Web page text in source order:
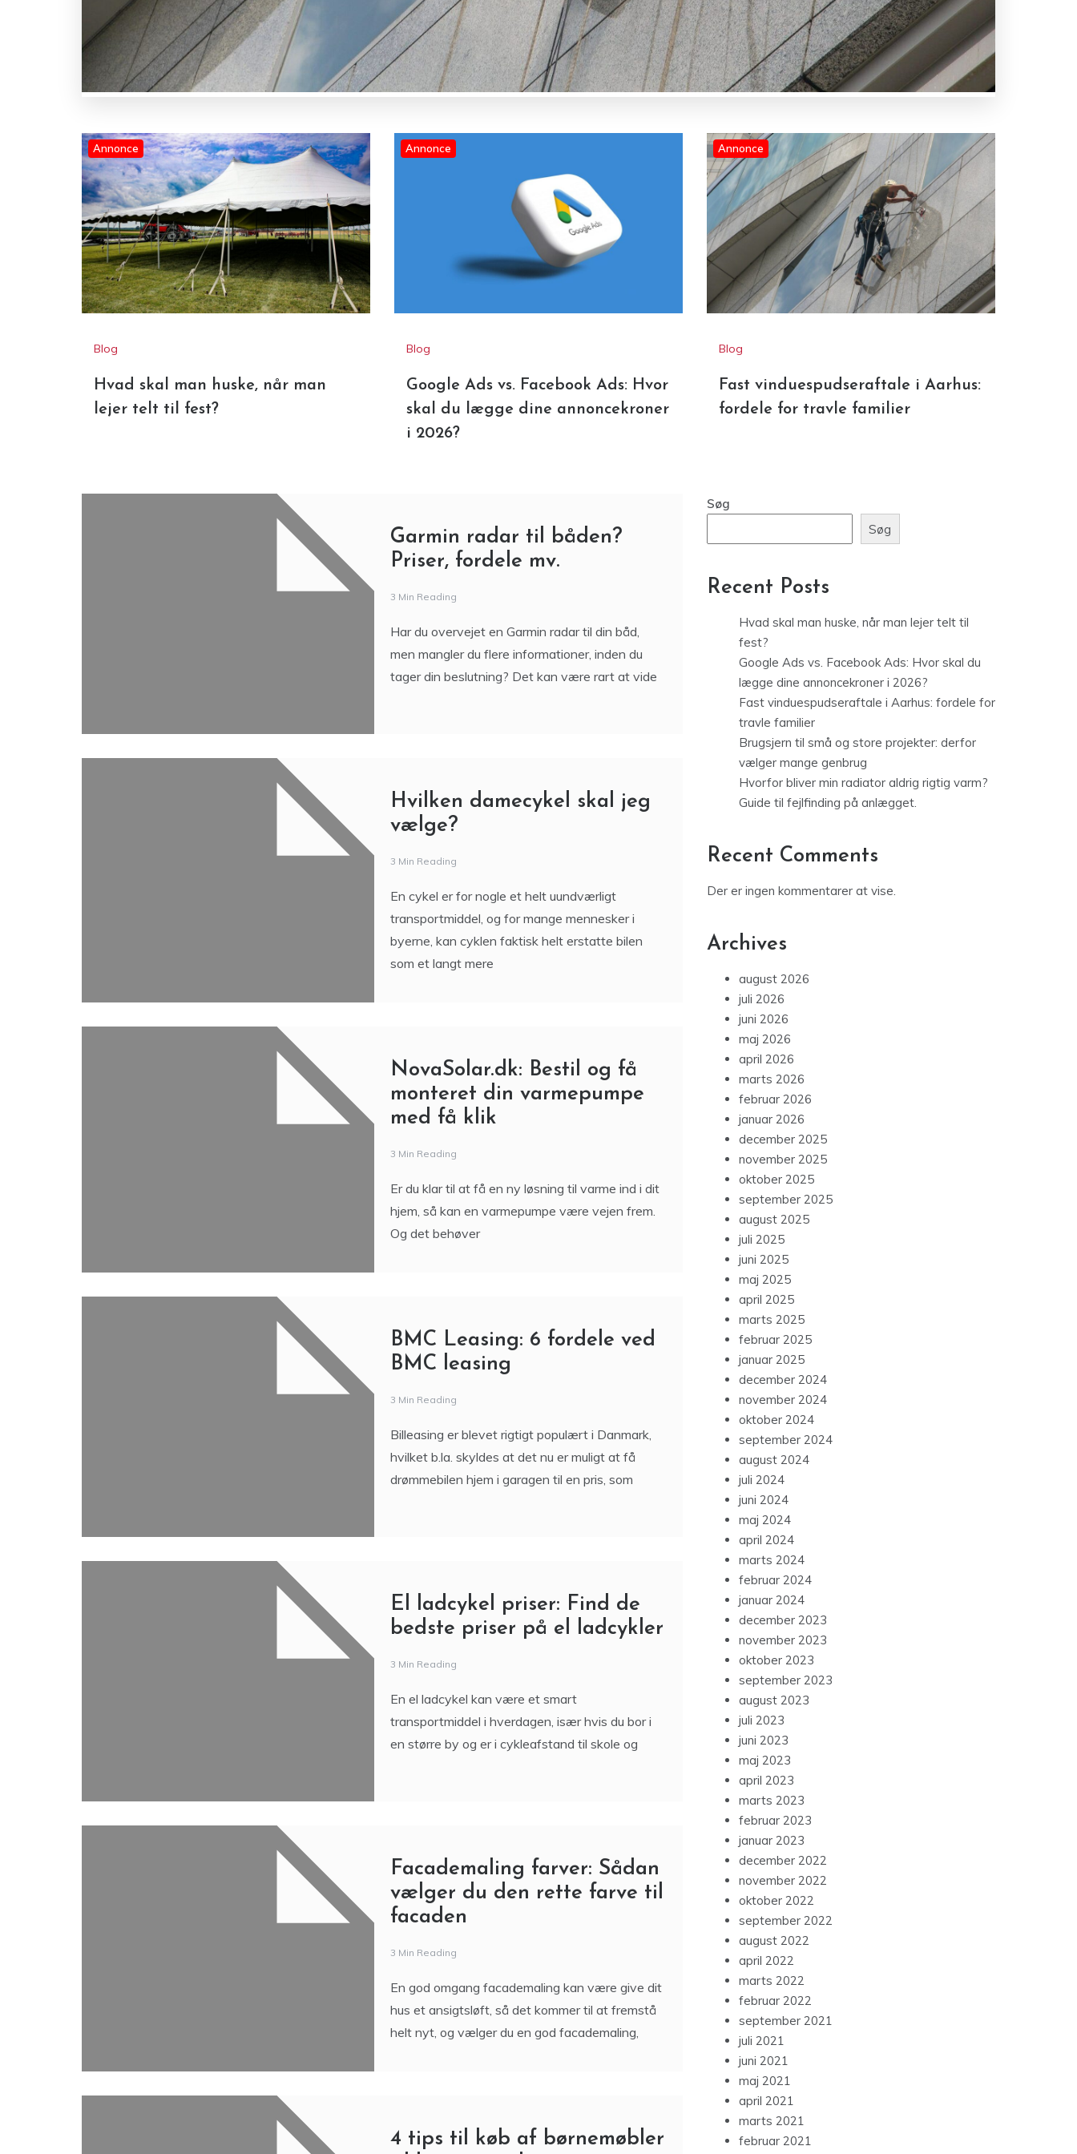
Annonce
Blog
Hvad skal man huske, når man
lejer telt til fest?
Annonce
Blog
Google Ads vs. Facebook Ads: Hvor
skal du lægge dine annoncekroner
i 2026?
Annonce
Blog
Fast vinduespudseraftale i Aarhus:
fordele for travle familier
Garmin radar til båden?
Priser, fordele mv.
3 Min Reading
Har du overvejet en Garmin radar til din båd,
men mangler du flere informationer, inden du
tager din beslutning? Det kan være rart at vide
Hvilken damecykel skal jeg
vælge?
3 Min Reading
En cykel er for nogle et helt uundværligt
transportmiddel, og for mange mennesker i
byerne, kan cyklen faktisk helt erstatte bilen
som et langt mere
NovaSolar.dk: Bestil og få
monteret din varmepumpe
med få klik
3 Min Reading
Er du klar til at få en ny løsning til varme ind i dit
hjem, så kan en varmepumpe være vejen frem.
Og det behøver
BMC Leasing: 6 fordele ved
BMC leasing
3 Min Reading
Billeasing er blevet rigtigt populært i Danmark,
hvilket b.la. skyldes at det nu er muligt at få
drømmebilen hjem i garagen til en pris, som
El ladcykel priser: Find de
bedste priser på el ladcykler
3 Min Reading
En el ladcykel kan være et smart
transportmiddel i hverdagen, især hvis du bor i
en større by og er i cykleafstand til skole og
Facademaling farver: Sådan
vælger du den rette farve til
facaden
3 Min Reading
En god omgang facademaling kan være give dit
hus et ansigtsløft, så det kommer til at fremstå
helt nyt, og vælger du en god facademaling,
4 tips til køb af børnemøbler
Søg
Søg
Recent Posts
Hvad skal man huske, når man lejer telt til
fest?
Google Ads vs. Facebook Ads: Hvor skal du
lægge dine annoncekroner i 2026?
Fast vinduespudseraftale i Aarhus: fordele for
travle familier
Brugsjern til små og store projekter: derfor
vælger mange genbrug
Hvorfor bliver min radiator aldrig rigtig varm?
Guide til fejlfinding på anlægget.
Recent Comments
Der er ingen kommentarer at vise.
Archives
august 2026
juli 2026
juni 2026
maj 2026
april 2026
marts 2026
februar 2026
januar 2026
december 2025
november 2025
oktober 2025
september 2025
august 2025
juli 2025
juni 2025
maj 2025
april 2025
marts 2025
februar 2025
januar 2025
december 2024
november 2024
oktober 2024
september 2024
august 2024
juli 2024
juni 2024
maj 2024
april 2024
marts 2024
februar 2024
januar 2024
december 2023
november 2023
oktober 2023
september 2023
august 2023
juli 2023
juni 2023
maj 2023
april 2023
marts 2023
februar 2023
januar 2023
december 2022
november 2022
oktober 2022
september 2022
august 2022
april 2022
marts 2022
februar 2022
september 2021
juli 2021
juni 2021
maj 2021
april 2021
marts 2021
februar 2021